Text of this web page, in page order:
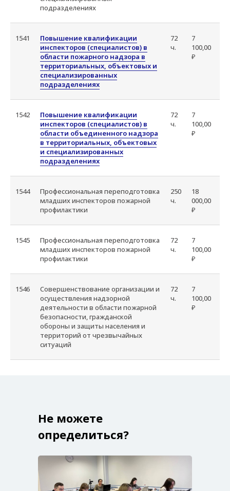
подразделениях
1541
Повышение квалификации
инспекторов (специалистов) в
области пожарного надзора в
территориальных, объектовых и
специализированных
подразделениях
72
ч.
7
100,00
₽
1542
Повышение квалификации
инспекторов (специалистов) в
области объединенного надзора
в территориальных, объектовых
и специализированных
подразделениях
72
ч.
7
100,00
₽
1544
Профессиональная переподготовка
младших инспекторов пожарной
профилактики
250
ч.
18
000,00
₽
1545
Профессиональная переподготовка
младших инспекторов пожарной
профилактики
72
ч.
7
100,00
₽
1546
Совершенствование организации и
осуществления надзорной
деятельности в области пожарной
безопасности, гражданской
обороны и защиты населения и
территорий от чрезвычайных
ситуаций
72
ч.
7
100,00
₽
Не можете
определиться?